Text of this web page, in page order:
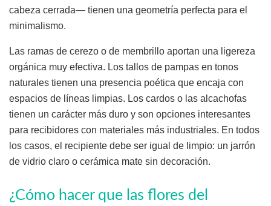
cabeza cerrada— tienen una geometría perfecta para el
minimalismo.
Las ramas de cerezo o de membrillo aportan una ligereza
orgánica muy efectiva. Los tallos de pampas en tonos
naturales tienen una presencia poética que encaja con
espacios de líneas limpias. Los cardos o las alcachofas
tienen un carácter más duro y son opciones interesantes
para recibidores con materiales más industriales. En todos
los casos, el recipiente debe ser igual de limpio: un jarrón
de vidrio claro o cerámica mate sin decoración.
¿Cómo hacer que las flores del